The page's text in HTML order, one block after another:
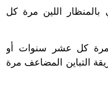
بالمنظار اللين مرة كل
مرة كل عشر سنوات أو
التباين المضاعف مرة